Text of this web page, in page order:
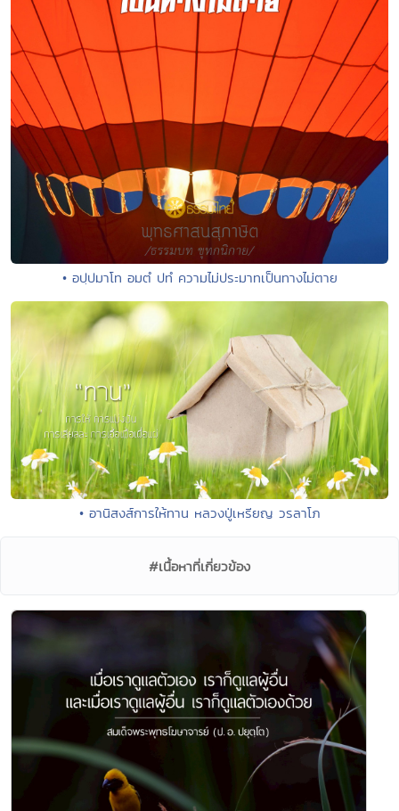
• อปฺปมาโท อมตํ ปทํ ความไม่ประมาทเป็นทางไม่ตาย
• อานิสงส์การให้ทาน หลวงปู่เหรียญ วรลาโภ
#เนื้อหาที่เกี่ยวข้อง